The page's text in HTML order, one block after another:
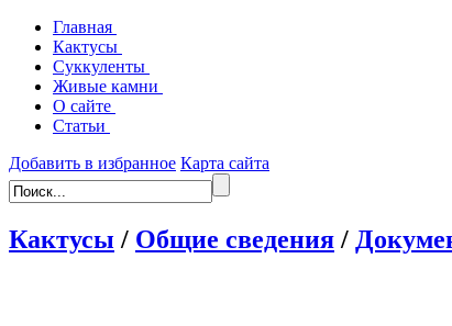
Главная
Кактусы
Суккуленты
Живые камни
О сайте
Статьи
Добавить в избранное Карта сайта
Кактусы / Общие сведения /